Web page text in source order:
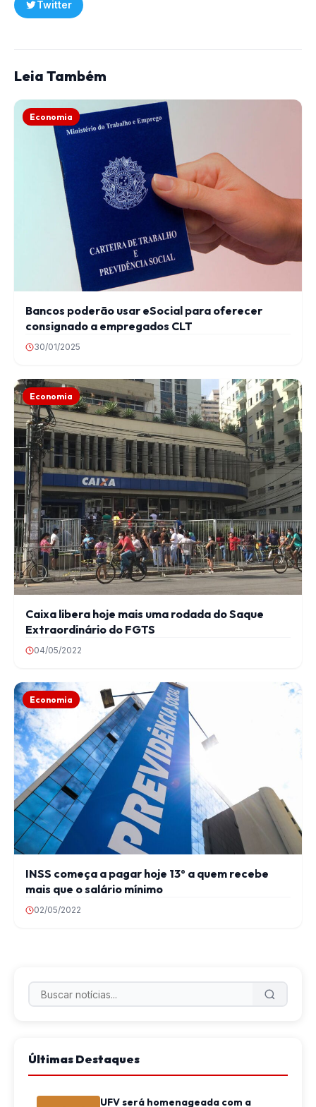
Twitter
Leia Também
Economia
Bancos poderão usar eSocial para oferecer
consignado a empregados CLT
30/01/2025
Economia
Caixa libera hoje mais uma rodada do Saque
Extraordinário do FGTS
04/05/2022
Economia
INSS começa a pagar hoje 13º a quem recebe
mais que o salário mínimo
02/05/2022
Últimas Destaques
UFV será homenageada com a